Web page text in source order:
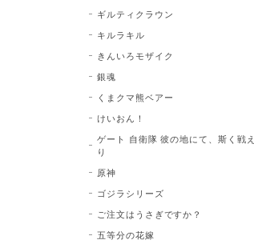
ギルティクラウン
キルラキル
きんいろモザイク
銀魂
くまクマ熊ベアー
けいおん！
ゲート 自衛隊 彼の地にて、斯く戦え
り
原神
ゴジラシリーズ
ご注文はうさぎですか？
五等分の花嫁